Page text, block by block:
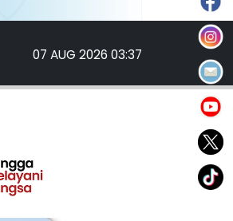
07 AUG 2026 03:37